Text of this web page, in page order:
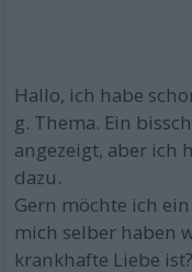
Hallo, ich habe
g. Thema. Ein
angezeigt, aber ich
dazu.
Gern möchte ich
mich selber haben
krankhafte Liebe